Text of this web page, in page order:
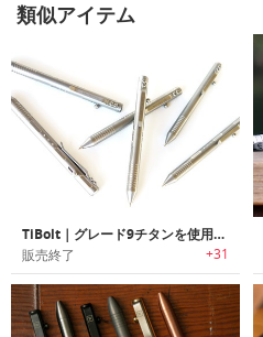
類似アイテム
TiBolt｜グレード9チタンを使用したボルトアクションペンシル「タイボルト」
販売終了 +31